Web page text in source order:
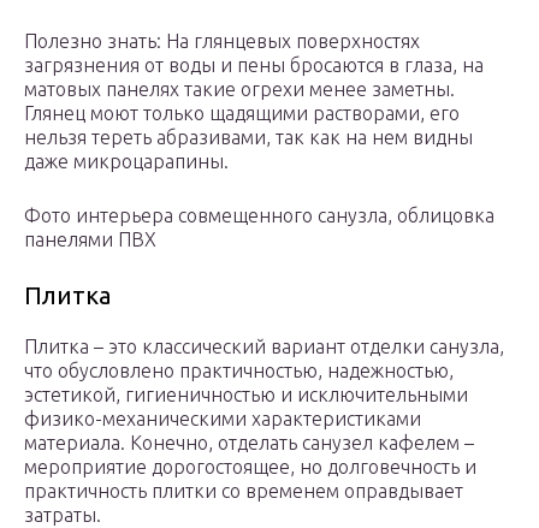
Полезно знать: На глянцевых поверхностях
загрязнения от воды и пены бросаются в глаза, на
матовых панелях такие огрехи менее заметны.
Глянец моют только щадящими растворами, его
нельзя тереть абразивами, так как на нем видны
даже микроцарапины.
Фото интерьера совмещенного санузла, облицовка
панелями ПВХ
Плитка
Плитка – это классический вариант отделки санузла,
что обусловлено практичностью, надежностью,
эстетикой, гигиеничностью и исключительными
физико-механическими характеристиками
материала. Конечно, отделать санузел кафелем –
мероприятие дорогостоящее, но долговечность и
практичность плитки со временем оправдывает
затраты.